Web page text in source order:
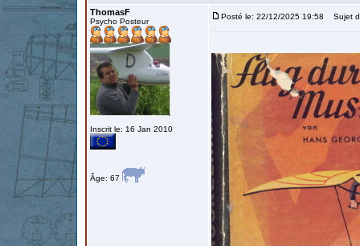
ThomasF
Psycho Posteur
Inscrit le: 16 Jan 2010
Âge: 67
Posté le: 22/12/2025 19:58 Sujet